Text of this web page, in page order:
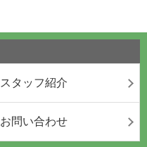
スタッフ紹介
お問い合わせ